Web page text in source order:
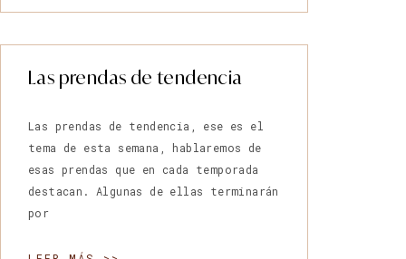
Las prendas de tendencia
Las prendas de tendencia, ese es el
tema de esta semana, hablaremos de
esas prendas que en cada temporada
destacan. Algunas de ellas terminarán
por